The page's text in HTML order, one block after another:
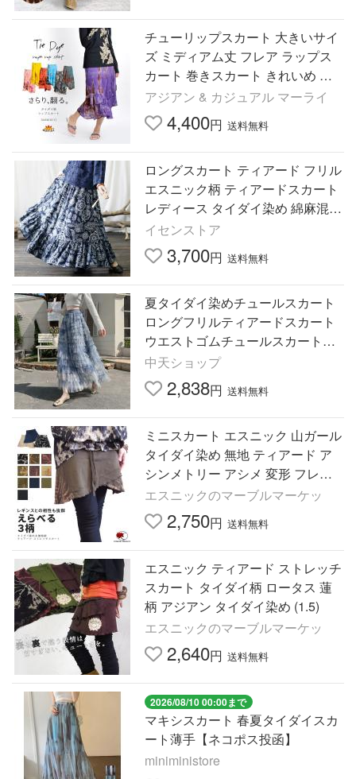
チューリップスカート 大きいサイ
ズ ミディアム丈 フレア ラップス
カート 巻きスカート きれいめ タ
イダイ染 アジアン エスニック 爆
買
アジアン & カジュアル マーライ
4,400円 送料無料
ロングスカート ティアード フリル
エスニック柄 ティアードスカート
レディース タイダイ染め 綿麻混 A
ラインスカート マキシスカート フ
レア リネン 大人 母
イセンストア
3,700円 送料無料
夏タイダイ染めチュールスカート
ロングフリルティアードスカート
ウエストゴムチュールスカート涼
しいフレアスカート軽いパーティ
ーチュールスカートボトムス
中天ショップ
2,838円 送料無料
ミニスカート エスニック 山ガール
タイダイ染め 無地 ティアード ア
シンメトリー アシメ 変形 フレア
フリル ファッション レディース
アジアン(1.5)
エスニックのマーブルマーケッ
2,750円 送料無料
エスニック ティアード ストレッチ
スカート タイダイ柄 ロータス 蓮
柄 アジアン タイダイ染め (1.5)
エスニックのマーブルマーケッ
2,640円 送料無料
2026/08/10 00:00まで
マキシスカート 春夏タイダイスカ
ート薄手【ネコポス投函】
miniministore